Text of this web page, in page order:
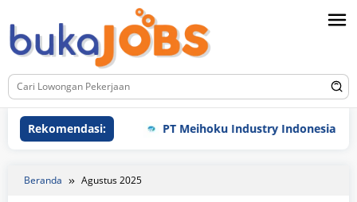
ke
konten
Rekomendasi: PT Meihoku Industry Indonesia
Beranda Agustus 2025